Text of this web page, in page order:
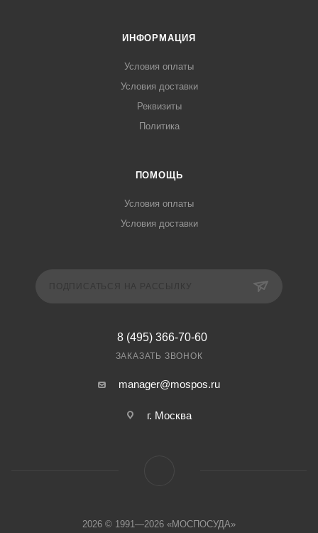
ИНФОРМАЦИЯ
Условия оплаты
Условия доставки
Реквизиты
Политика
ПОМОЩЬ
Условия оплаты
Условия доставки
8 (495) 366-70-60
ЗАКАЗАТЬ ЗВОНОК
manager@mospos.ru
г. Москва
2026 © 1991—2026 «МОСПОСУДА»